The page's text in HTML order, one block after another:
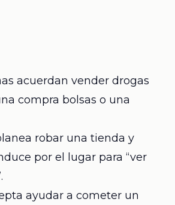
acuerdan vender drogas
compra bolsas o una
robar una tienda y
por el lugar para “ver
ayudar a cometer un